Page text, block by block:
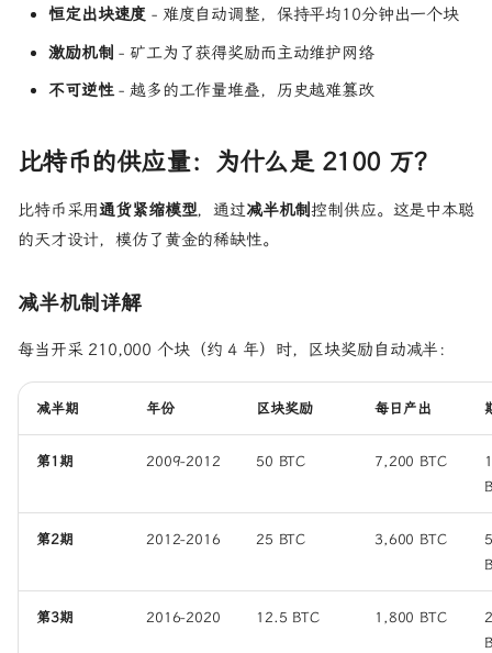
恒定出块速度 - 难度自动调整，保持平均10分钟出一个块
激励机制 - 矿工为了获得奖励而主动维护网络
不可逆性- 越多的工作量堆叠，历史越难篡改
比特币的供应量：为什么是 2100 万？
比特币采用通货紧缩模型，通过减半机制控制供应。这是中本聪
的天才设计，模仿了黄金的稀缺性。
减半机制详解
每当开采 210,000 个块（约 4 年）时，区块奖励自动减半：
减半期 年份 区块奖励 每日产出
第1期 2009-2012 50 BTC 7,200 BTC
第2期 2012-2016 25 BTC 3,600 BTC
第3期 2016-2020 12.5 BTC 1,800 BTC